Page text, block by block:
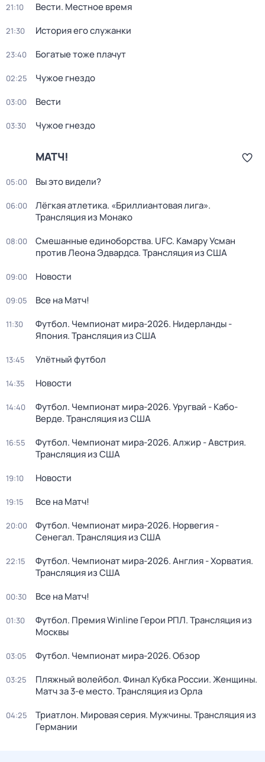
21:10 Вести. Местное время
21:30 История его служанки
23:40 Богатые тоже плачут
02:25 Чужое гнездо
03:00 Вести
03:30 Чужое гнездо
МАТЧ!
05:00 Вы это видели?
06:00
Лёгкая атлетика. «Бриллиантовая лига».
Трансляция из Монако
08:00
Смешанные единоборства. UFC. Камару Усман
против Леона Эдвардса. Трансляция из США
09:00 Новости
09:05 Все на Матч!
11:30
Футбол. Чемпионат мира-2026. Нидерланды -
Япония. Трансляция из США
13:45 Улётный футбол
14:35 Новости
14:40
Футбол. Чемпионат мира-2026. Уругвай - Кабо-
Верде. Трансляция из США
16:55
Футбол. Чемпионат мира-2026. Алжир - Австрия.
Трансляция из США
19:10 Новости
19:15 Все на Матч!
20:00
Футбол. Чемпионат мира-2026. Норвегия -
Сенегал. Трансляция из США
22:15
Футбол. Чемпионат мира-2026. Англия - Хорватия.
Трансляция из США
00:30 Все на Матч!
01:30
Футбол. Премия Winline Герои РПЛ. Трансляция из
Москвы
03:05 Футбол. Чемпионат мира-2026. Обзор
03:25
Пляжный волейбол. Финал Кубка России. Женщины.
Матч за 3-е место. Трансляция из Орла
04:25
Триатлон. Мировая серия. Мужчины. Трансляция из
Германии